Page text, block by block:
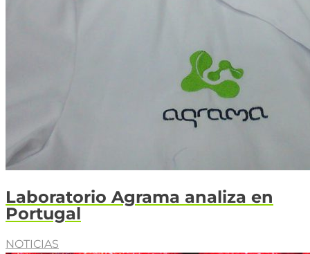
Laboratorio Agrama analiza en
Portugal
NOTICIAS